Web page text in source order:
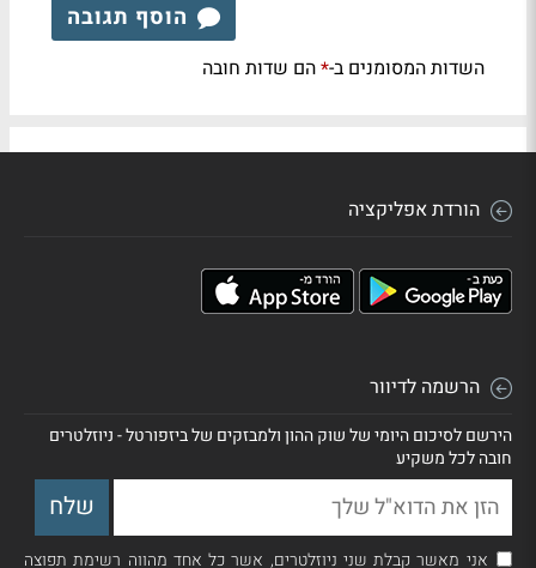
הוסף תגובה
השדות המסומנים ב-*הם שדות חובה
הורדת אפליקציה
הרשמה לדיוור
הירשם לסיכום היומי של שוק ההון ולמבזקים של ביזפורטל - ניוזלטרים
חובה לכל משקיע
אני מאשר קבלת שני ניוזלטרים, אשר כל אחד מהווה רשימת תפוצה